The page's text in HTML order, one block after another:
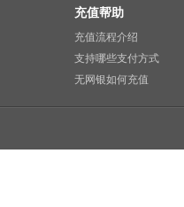
充值帮助
充值流程介绍
支持哪些支付方式
无网银如何充值